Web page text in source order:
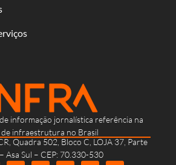
informação jornalística referência na
de infraestrutura no Brasil
Quadra 502, Bloco C, LOJA 37, Parte
Asa Sul – CEP: 70.330-530